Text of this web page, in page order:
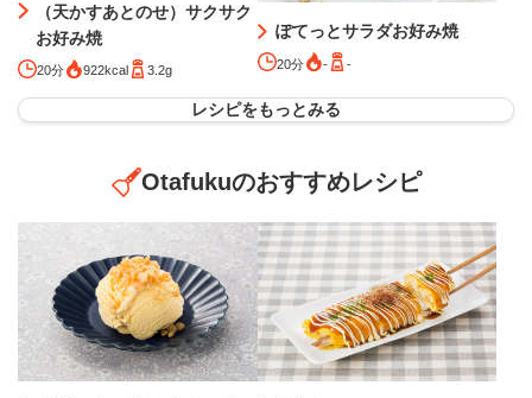
（天かすあとのせ）サクサク
お好み焼
20分 922kcal 3.2g
ぽてっとサラダお好み焼
20分 - -
レシピをもっとみる
Otafukuのおすすめレシピ